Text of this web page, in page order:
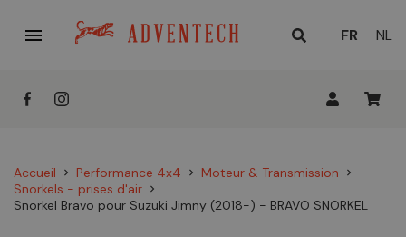

LANGUE
FR NL
Accueil chevron_right Performance 4x4 chevron_right Moteur & Transmission chevron_right
Snorkels - prises d'air chevron_right
Snorkel Bravo pour Suzuki Jimny (2018-) - BRAVO SNORKEL